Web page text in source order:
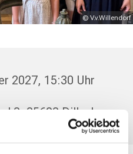
© V.v.Willendorf
2027, 15:30 Uhr
3, 35683 Dillenburg